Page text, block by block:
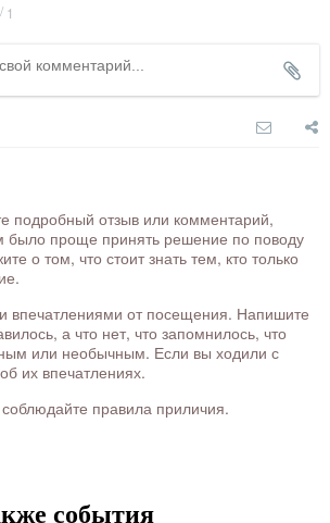
/ 1
подробный отзыв или комментарий,
было проще принять решение по поводу
о том, что стоит знать тем, кто только
впечатлениями от посещения. Напишите
а что нет, что запомнилось, что
или необычным. Если вы ходили с
их впечатлениях.
правила приличия.
события